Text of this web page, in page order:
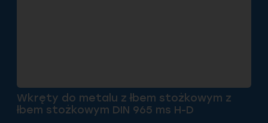
Wkręty do metalu z łbem stożkowym z
łbem stożkowym DIN 965 ms H-D